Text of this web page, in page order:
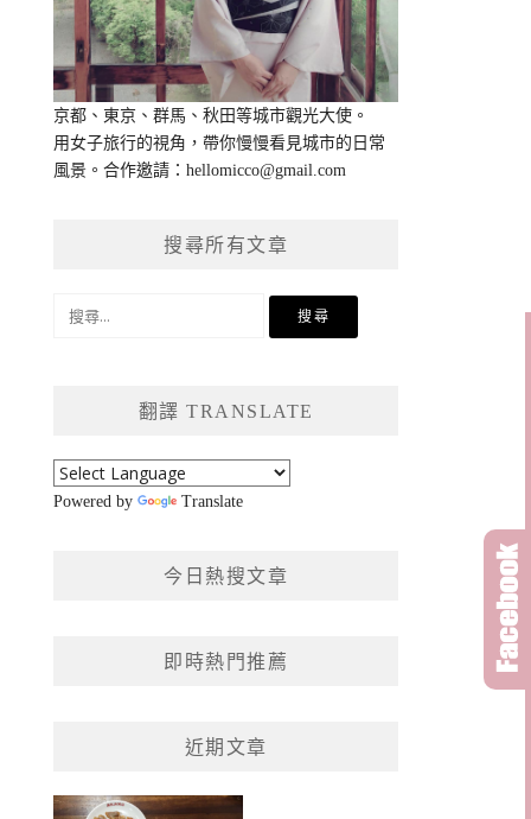
京都、東京、群馬、秋田等城市觀光大使。
用女子旅行的視角，帶你慢慢看見城市的日常
風景。合作邀請：hellomicco@gmail.com
搜尋所有文章
翻譯 TRANSLATE
Powered by Translate
今日熱搜文章
即時熱門推薦
近期文章